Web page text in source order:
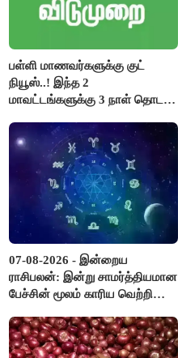
பள்ளி மாணவர்களுக்கு குட்
நியூஸ்..! இந்த 2
மாவட்டங்களுக்கு 3 நாள் தொடர்
07-08-2026 - இன்றைய
ராசிபலன்: இன்று சாமர்த்தியமான
பேச்சின் மூலம் காரிய வெற்றி
பொறுப்புகளை ஒப்படைப்பதில்
கவனம் தேவை..!